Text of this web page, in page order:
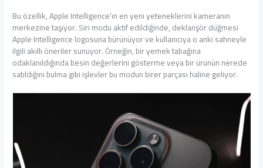
Bu özellik, Apple Intelligence’ın en yeni yeteneklerini kameranın
merkezine taşıyor. Siri modu aktif edildiğinde, deklanşör düğmesi
Apple Intelligence logosuna bürünüyor ve kullanıcıya o anki sahneyle
ilgili akıllı öneriler sunuyor. Örneğin, bir yemek tabağına
odaklanıldığında besin değerlerini gösterme veya bir ürünün nerede
satıldığını bulma gibi işlevler bu modun birer parçası haline geliyor.